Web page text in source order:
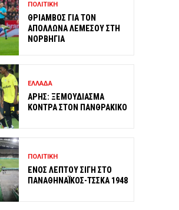
ΠΟΛΙΤΙΚΗ
ΘΡΙΑΜΒΟΣ ΓΙΑ ΤΟΝ
ΑΠΟΛΛΩΝΑ ΛΕΜΕΣΟΥ ΣΤΗ
ΝΟΡΒΗΓΙΑ
ΕΛΛΑΔΑ
ΑΡΗΣ: ΞΕΜΟΥΔΙΑΣΜΑ
ΚΟΝΤΡΑ ΣΤΟΝ ΠΑΝΘΡΑΚΙΚΟ
ΠΟΛΙΤΙΚΗ
ΕΝΟΣ ΛΕΠΤΟΥ ΣΙΓΗ ΣΤΟ
ΠΑΝΑΘΗΝΑΪΚΟΣ-ΤΣΣΚΑ 1948